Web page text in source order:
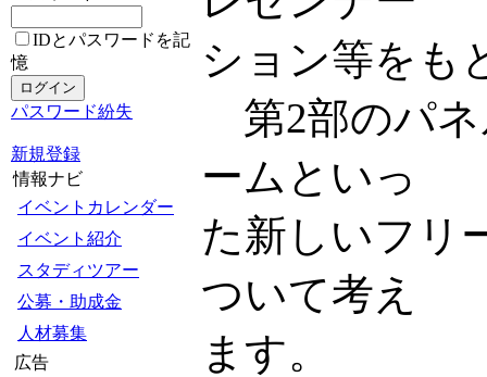
IDとパスワードを記
憶
パスワード紛失
新規登録
情報ナビ
イベントカレンダー
イベント紹介
スタディツアー
公募・助成金
人材募集
広告
ション等をも
第2部のパネ
ームといっ
た新しいフリ
ついて考え
ます。